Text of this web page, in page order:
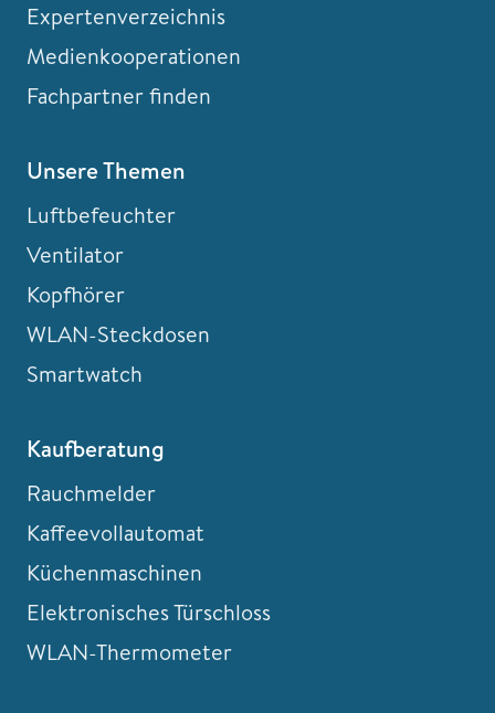
Expertenverzeichnis
Medienkooperationen
Fachpartner finden
Unsere Themen
Luftbefeuchter
Ventilator
Kopfhörer
WLAN-Steckdosen
Smartwatch
Kaufberatung
Rauchmelder
Kaffeevollautomat
Küchenmaschinen
Elektronisches Türschloss
WLAN-Thermometer